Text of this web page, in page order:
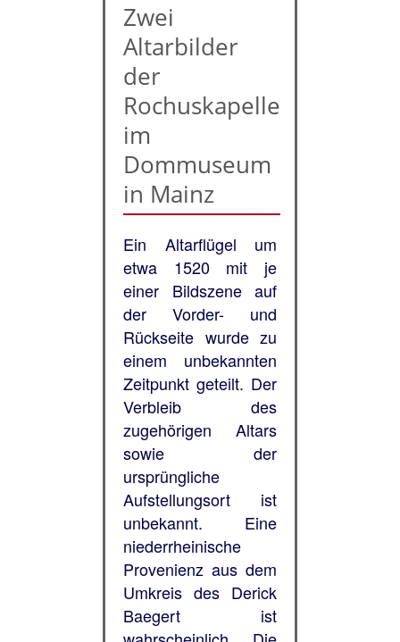
Zwei
Altarbilder
der
Rochuskapelle
im
Dommuseum
in Mainz
Ein Altarflügel um
etwa 1520 mit je
einer Bildszene auf
der Vorder- und
Rückseite wurde zu
einem unbekannten
Zeitpunkt geteilt. Der
Verbleib des
zugehörigen Altars
sowie der
ursprüngliche
Aufstellungsort ist
unbekannt. Eine
niederrheinische
Provenienz aus dem
Umkreis des Derick
Baegert ist